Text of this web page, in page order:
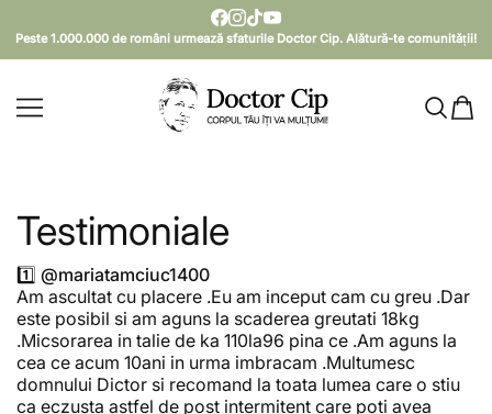
Peste 1.000.000 de români urmează sfaturile Doctor Cip. Alătură-te comunității!
Doctor Cip - Corpul tău îți va mulțumi!
Testimoniale
1️⃣ @mariatamciuc1400
Am ascultat cu placere .Eu am inceput cam cu greu .Dar
este posibil si am aguns la scaderea greutati 18kg
.Micsorarea in talie de ka 110la96 pina ce .Am aguns la
cea ce acum 10ani in urma imbracam .Multumesc
domnului Dictor si recomand la toata lumea care o stiu
ca eczusta astfel de post intermitent care poti avea